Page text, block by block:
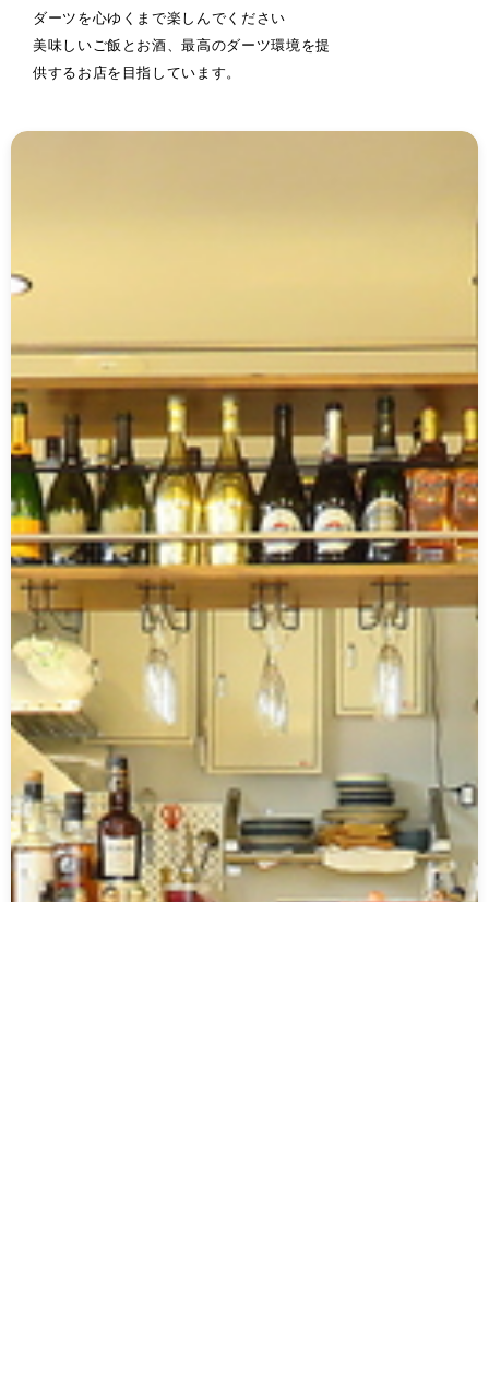
ダーツを心ゆくまで楽しんでください
美味しいご飯とお酒、最高のダーツ環境を提
供するお店を目指しています。